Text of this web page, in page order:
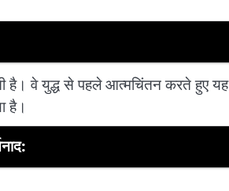
है। वे युद्ध से पहले आत्मचिंतन करते हुए यह
है।